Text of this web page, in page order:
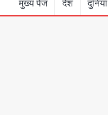
मुख्य पेज देश दुनिया